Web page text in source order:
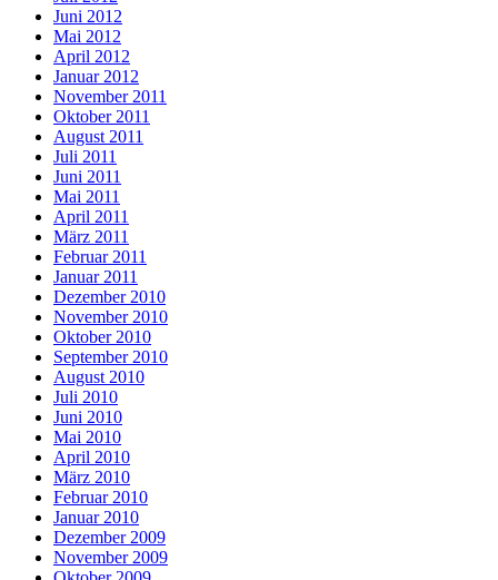
Juni 2012
Mai 2012
April 2012
Januar 2012
November 2011
Oktober 2011
August 2011
Juli 2011
Juni 2011
Mai 2011
April 2011
März 2011
Februar 2011
Januar 2011
Dezember 2010
November 2010
Oktober 2010
September 2010
August 2010
Juli 2010
Juni 2010
Mai 2010
April 2010
März 2010
Februar 2010
Januar 2010
Dezember 2009
November 2009